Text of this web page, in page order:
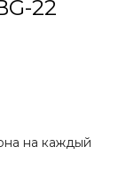
22
на каждый